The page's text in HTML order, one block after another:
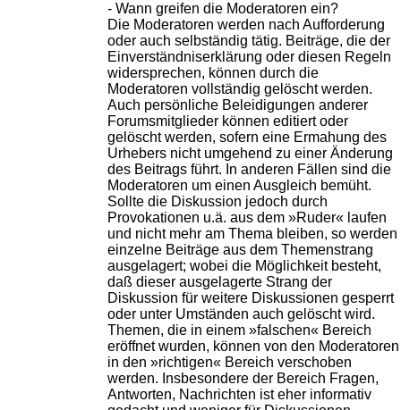
- Wann greifen die Moderatoren ein?
Die Moderatoren werden nach Aufforderung
oder auch selbständig tätig. Beiträge, die der
Einverständniserklärung oder diesen Regeln
widersprechen, können durch die
Moderatoren vollständig gelöscht werden.
Auch persönliche Beleidigungen anderer
Forumsmitglieder können editiert oder
gelöscht werden, sofern eine Ermahung des
Urhebers nicht umgehend zu einer Änderung
des Beitrags führt. In anderen Fällen sind die
Moderatoren um einen Ausgleich bemüht.
Sollte die Diskussion jedoch durch
Provokationen u.ä. aus dem »Ruder« laufen
und nicht mehr am Thema bleiben, so werden
einzelne Beiträge aus dem Themenstrang
ausgelagert; wobei die Möglichkeit besteht,
daß dieser ausgelagerte Strang der
Diskussion für weitere Diskussionen gesperrt
oder unter Umständen auch gelöscht wird.
Themen, die in einem »falschen« Bereich
eröffnet wurden, können von den Moderatoren
in den »richtigen« Bereich verschoben
werden. Insbesondere der Bereich Fragen,
Antworten, Nachrichten ist eher informativ